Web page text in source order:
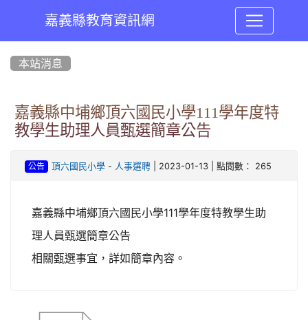
嘉義縣教育資訊網
本站消息
嘉義縣中埔鄉頂六國民小學111學年度特
教學生助理人員甄選簡章公告
公告 頂六國民小學- 人事選聘| 2023-01-13 | 點閱數： 265
嘉義縣中埔鄉頂六國民小學111學年度特教學生助
理人員甄選簡章公告
相關甄選事宜，詳如簡章內容。